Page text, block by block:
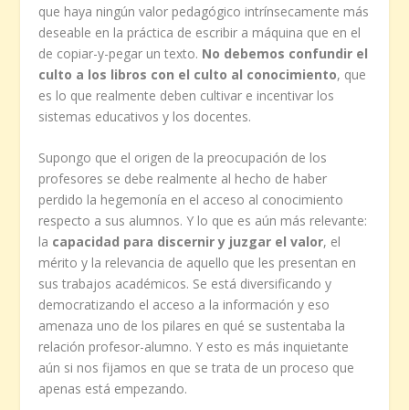
que haya ningún valor pedagógico intrínsecamente más
deseable en la práctica de escribir a máquina que en el
de copiar-y-pegar un texto. No debemos confundir el
culto a los libros con el culto al conocimiento, que
es lo que realmente deben cultivar e incentivar los
sistemas educativos y los docentes.
Supongo que el origen de la preocupación de los
profesores se debe realmente al hecho de haber
perdido la hegemonía en el acceso al conocimiento
respecto a sus alumnos. Y lo que es aún más relevante:
la capacidad para discernir y juzgar el valor, el
mérito y la relevancia de aquello que les presentan en
sus trabajos académicos. Se está diversificando y
democratizando el acceso a la información y eso
amenaza uno de los pilares en qué se sustentaba la
relación profesor-alumno. Y esto es más inquietante
aún si nos fijamos en que se trata de un proceso que
apenas está empezando.